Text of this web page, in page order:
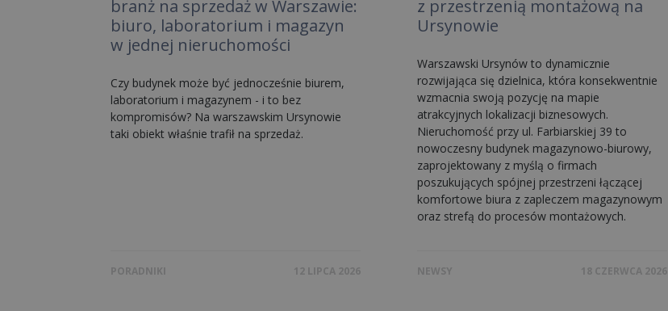
branż na sprzedaż w Warszawie:
biuro, laboratorium i magazyn
w jednej nieruchomości
Czy budynek może być jednocześnie biurem,
laboratorium i magazynem - i to bez
kompromisów? Na warszawskim Ursynowie
taki obiekt właśnie trafił na sprzedaż.
PORADNIKI 12 LIPCA 2026
z przestrzenią montażową na
Ursynowie
Warszawski Ursynów to dynamicznie
rozwijająca się dzielnica, która konsekwentnie
wzmacnia swoją pozycję na mapie
atrakcyjnych lokalizacji biznesowych.
Nieruchomość przy ul. Farbiarskiej 39 to
nowoczesny budynek magazynowo-biurowy,
zaprojektowany z myślą o firmach
poszukujących spójnej przestrzeni łączącej
komfortowe biura z zapleczem magazynowym
oraz strefą do procesów montażowych.
NEWSY 18 CZERWCA 2026